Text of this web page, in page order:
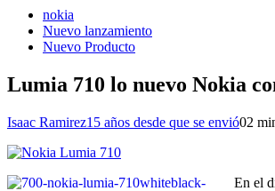
nokia
Nuevo lanzamiento
Nuevo Producto
Lumia 710 lo nuevo Nokia
Isaac Ramirez15 años desde que se envió02
En el